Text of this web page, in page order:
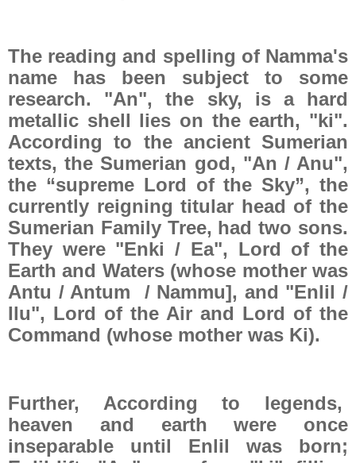
The reading and spelling of Namma's
name has been subject to some
research. "An", the sky, is a hard
metallic shell lies on the earth, "ki".
According to the ancient Sumerian
texts, the Sumerian god, "An / Anu",
the “supreme Lord of the Sky”, the
currently reigning titular head of the
Sumerian Family Tree, had two sons.
They were "Enki / Ea", Lord of the
Earth and Waters (whose mother was
Antu / Antum
/ Nammu], and "Enlil /
Ilu", Lord of the Air and Lord of the
Command (whose mother was Ki).
Further, According to legends,
heaven and earth were once
inseparable until Enlil was born;